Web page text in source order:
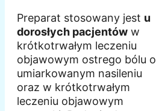
Preparat stosowany jest u
dorosłych pacjentów w
krótkotrwałym leczeniu
objawowym ostrego bólu o
umiarkowanym nasileniu
oraz w krótkotrwałym
leczeniu objawowym